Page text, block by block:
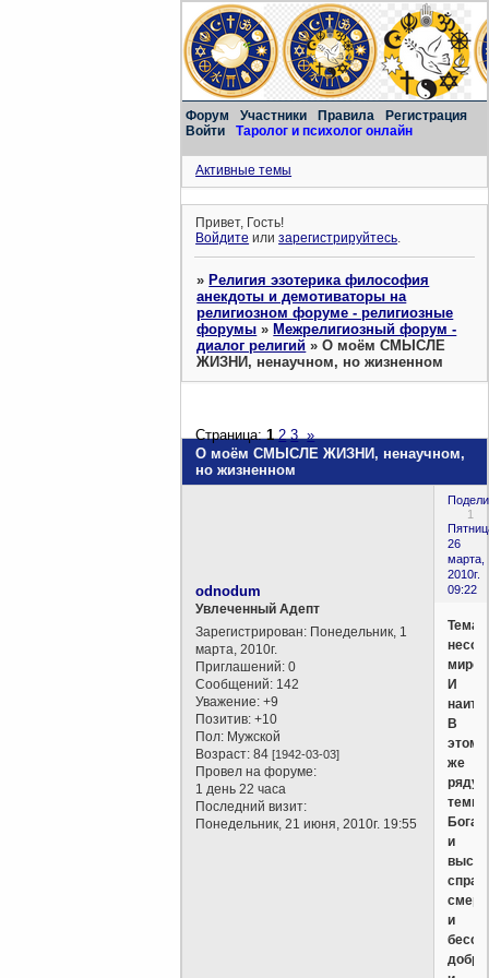
Форум Участники Правила
Регистрация
Войти
Таролог и психолог онлайн
Активные темы
Привет, Гость!
Войдите илизарегистрируйтесь.
»Религия эзотерика философия
анекдоты и демотиваторы на
религиозном форуме - религиозные
форумы »Межрелигиозный форум -
диалог религий »О моём СМЫСЛЕ
ЖИЗНИ, ненаучном, но жизненном
О моём СМЫСЛЕ ЖИЗНИ, ненаучном,
но жизненном
Страница:1 2 3 »
1
26
марта,
2010г.
09:22
odnodum
Увлеченный Адепт
Зарегистрирован: Понедельник, 1
марта, 2010г.
Приглашений: 0
Сообщений: 142
Уважение: +9
Позитив: +10
Пол: Мужской
Возраст: 84[1942-03-03]
Провел на форуме:
1 день 22 часа
Последний визит:
Понедельник, 21 июня, 2010г. 19:55
Тема,
И
В
этом
же
ряду
темы
Бога
и
и
добра